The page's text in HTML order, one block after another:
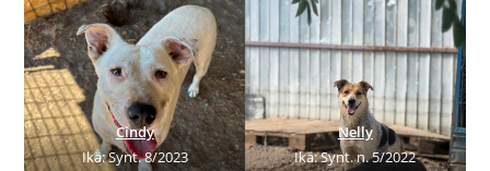
Cindy
Ikä: Synt. 8/2023
Nelly
Ikä: Synt. n. 5/2022